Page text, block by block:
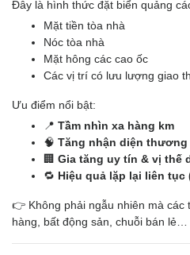
Đây là hình thức đặt biển quảng
Mặt tiền tòa nhà
Nóc tòa nhà
Mặt hông các cao ốc
Các vị trí có lưu lượng giao
Ưu điểm nổi bật:
📍 Tầm nhìn xa hàng km
🧠 Tăng nhận diện thương
🏢 Gia tăng uy tín & vị thế
🔁 Hiệu quả lặp lại liên tục
👉 Không phải ngẫu nhiên mà
hàng, bất động sản, chuỗi bán